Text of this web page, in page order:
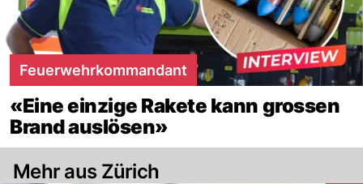
Feuerwehrkommandant
«Eine einzige Rakete kann grossen
Brand auslösen»
Mehr aus Zürich